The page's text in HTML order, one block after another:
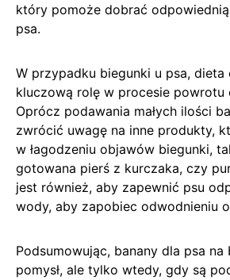
który pomoże dobrać
psa.
W przypadku biegunki u psa, dieta
kluczową rolę w procesie powrotu
Oprócz podawania małych ilości
zwrócić uwagę na inne produkty,
w łagodzeniu objawów biegunki,
gotowana pierś z kurczaka, czy
jest również, aby zapewnić psu
wody, aby zapobiec odwodnieniu
Podsumowując, banany dla psa
pomysł, ale tylko wtedy, gdy są